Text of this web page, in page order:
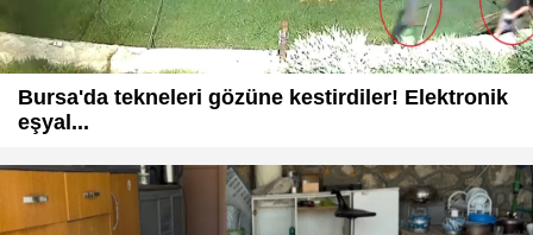
Bursa'da tekneleri gözüne kestirdiler! Elektronik
eşyal...